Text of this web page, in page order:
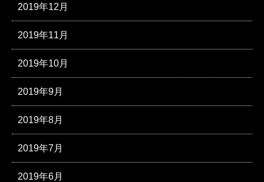
2019年12月
2019年11月
2019年10月
2019年9月
2019年8月
2019年7月
2019年6月